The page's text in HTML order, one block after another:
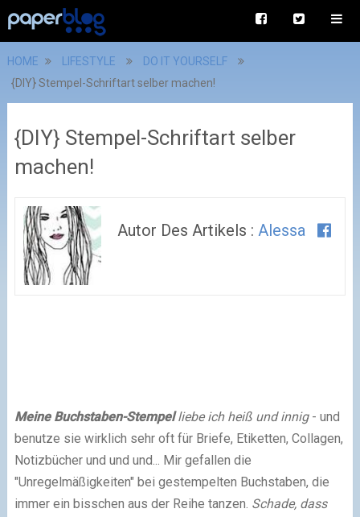
HOME LIFESTYLE
DO IT YOURSELF
{DIY} Stempel-Schriftart selber machen!
{DIY} Stempel-Schriftart selber
machen!
Autor Des Artikels :Alessa
Meine Buchstaben-Stempelliebe ich heiß und innig- und
benutze sie wirklich sehr oft für Briefe, Etiketten, Collagen,
Notizbücher und und und... Mir gefallen die
"Unregelmäßigkeiten" bei gestempelten Buchstaben, die
immer ein bisschen aus der Reihe tanzen. Schade, dass